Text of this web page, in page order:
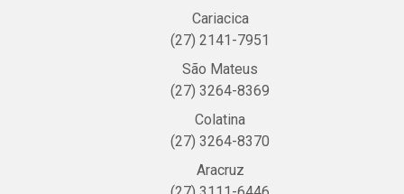
Cariacica
(27) 2141-7951
São Mateus
(27) 3264-8369
Colatina
(27) 3264-8370
Aracruz